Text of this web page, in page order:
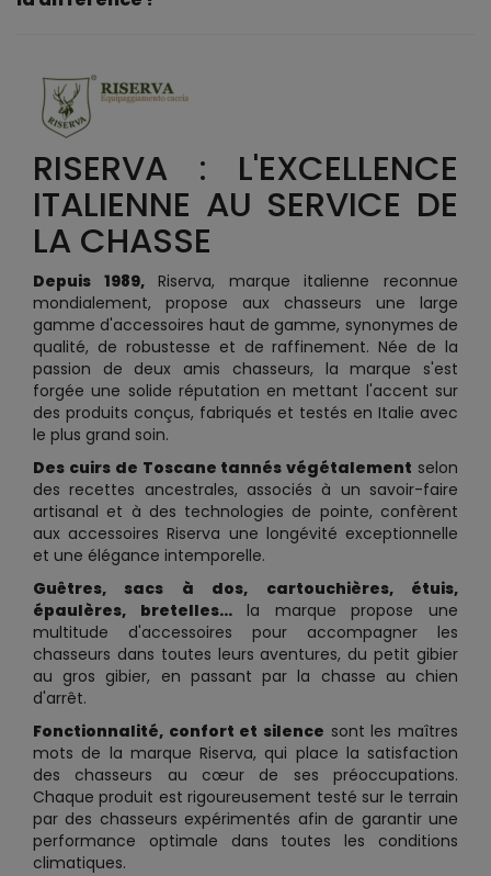
RISERVA : L'EXCELLENCE
ITALIENNE AU SERVICE DE
LA CHASSE
Depuis 1989,Riserva, marque italienne reconnue
mondialement, propose aux chasseurs une large
gamme d'accessoires haut de gamme, synonymes de
qualité, de robustesse et de raffinement. Née de la
passion de deux amis chasseurs, la marque s'est
forgée une solide réputation en mettant l'accent sur
des produits conçus, fabriqués et testés en Italie avec
le plus grand soin.
Des cuirs de Toscane tannés végétalement selon
des recettes ancestrales, associés à un savoir-faire
artisanal et à des technologies de pointe, confèrent
aux accessoires Riserva une longévité exceptionnelle
et une élégance intemporelle.
Guêtres, sacs à dos, cartouchières, étuis,
épaulères, bretelles...la marque propose une
multitude d'accessoires pour accompagner les
chasseurs dans toutes leurs aventures, du petit gibier
au gros gibier, en passant par la chasse au chien
d'arrêt.
Fonctionnalité, confort et silence sont les maîtres
mots de la marque Riserva, qui place la satisfaction
des chasseurs au cœur de ses préoccupations.
Chaque produit est rigoureusement testé sur le terrain
par des chasseurs expérimentés afin de garantir une
performance optimale dans toutes les conditions
climatiques.